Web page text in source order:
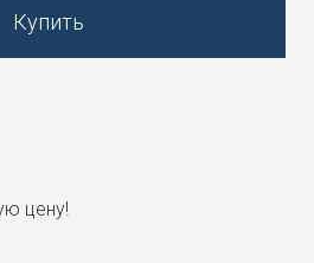
Купить
цену!